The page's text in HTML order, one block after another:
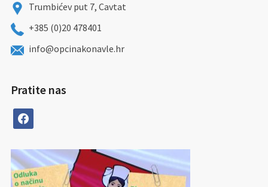
Trumbićev put 7, Cavtat
+385 (0)20 478401
info@opcinakonavle.hr
Pratite nas
facebook